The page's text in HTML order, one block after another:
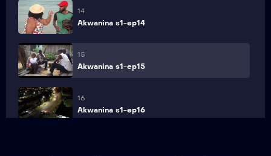
14
Akwanina s1-ep14
15
Akwanina s1-ep15
16
Akwanina s1-ep16